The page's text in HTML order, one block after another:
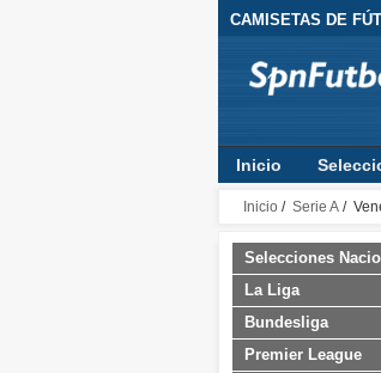
CAMISETAS DE
Inicio
Inicio / Serie A /
Selecciones
La Liga
Bundesliga
Premier League